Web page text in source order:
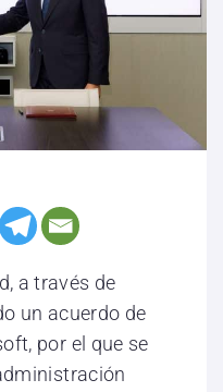
a través de
un acuerdo de
por el que se